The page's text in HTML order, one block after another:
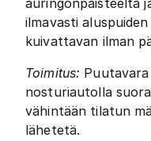
auringonpaisteelta
ilmavasti
kuivattavan ilman
Toimitus:
nosturiautolla
vähintään tilatun
lähetetä.